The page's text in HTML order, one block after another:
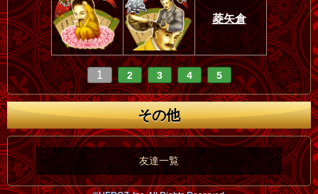
菱矢倉
1 2 3 4 5
その他
友達一覧